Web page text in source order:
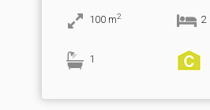
100 m2 2
1